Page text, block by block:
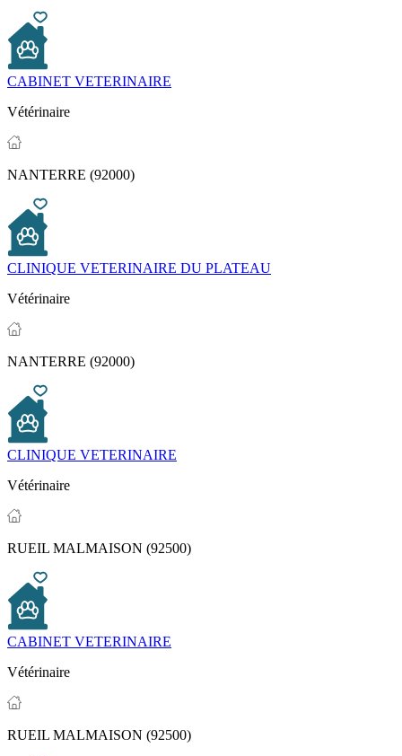
CABINET VETERINAIRE
Vétérinaire
NANTERRE (92000)
CLINIQUE VETERINAIRE DU PLATEAU
Vétérinaire
NANTERRE (92000)
CLINIQUE VETERINAIRE
Vétérinaire
RUEIL MALMAISON (92500)
CABINET VETERINAIRE
Vétérinaire
RUEIL MALMAISON (92500)